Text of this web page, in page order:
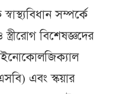
সম্পর্কে
বিশেষজ্ঞদের
এবং স্কয়ার